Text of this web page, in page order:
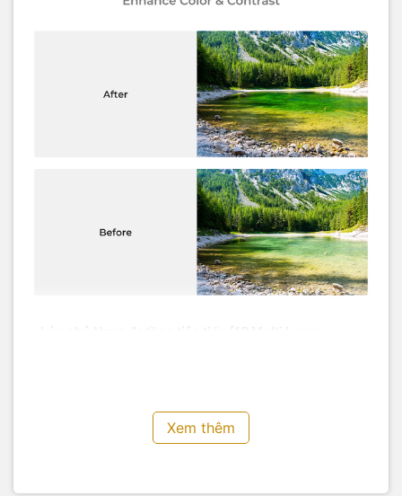
ống kính của bạn một cách toàn diện.
Khung hợp kim nhôm cao cấp (Aluminium Alloy Frame,
Xem thêm